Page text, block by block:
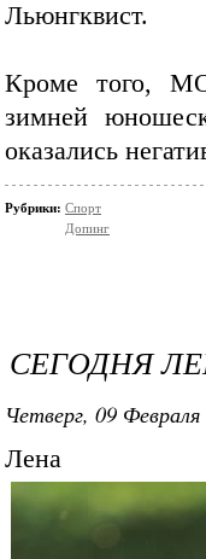
Льюнгквист.
Кроме того,
зимней
оказались
Рубрики: Спорт
Допинг
СЕГОДНЯ
Четверг, 09
Лена